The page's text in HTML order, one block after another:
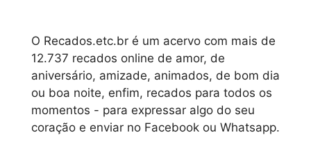
O Recados.etc.br é um acervo com mais de
12.737 recados online de amor, de
aniversário, amizade, animados, de bom dia
ou boa noite, enfim, recados para todos os
momentos - para expressar algo do seu
coração e enviar no Facebook ou Whatsapp.